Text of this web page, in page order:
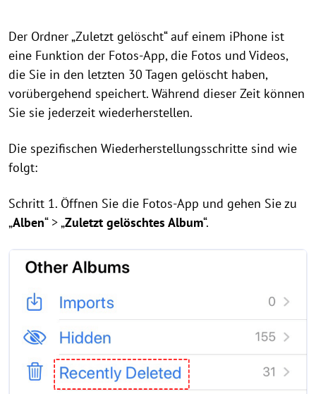
Der Ordner „Zuletzt gelöscht“ auf einem iPhone ist
eine Funktion der Fotos-App, die Fotos und Videos,
die Sie in den letzten 30 Tagen gelöscht haben,
vorübergehend speichert. Während dieser Zeit können
Sie sie jederzeit wiederherstellen.
Die spezifischen Wiederherstellungsschritte sind wie
folgt:
Schritt 1. Öffnen Sie die Fotos-App und gehen Sie zu
„Alben“ > „Zuletzt gelöschtes Album“.